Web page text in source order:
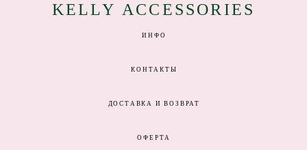
KELLY ACCESSORIES
ИНФО
КОНТАКТЫ
ДОСТАВКА И ВОЗВРАТ
ОФЕРТА